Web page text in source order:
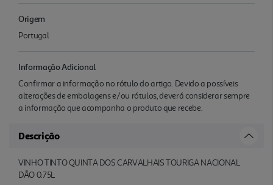
Origem
Portugal
Informação Adicional
Confirmar a informação no rótulo do artigo. Devido a possíveis
alterações de embalagens e/ou rótulos, deverá considerar sempre
a informação que acompanha o produto que recebe.
Descrição
VINHO TINTO QUINTA DOS CARVALHAIS TOURIGA NACIONAL
DÃO 0.75L